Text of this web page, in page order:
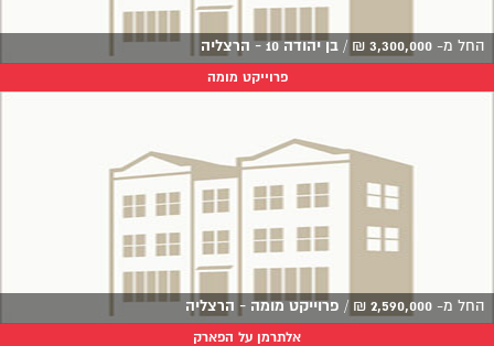
החל מ- 3,300,000
₪
/ בן יהודה 10 - הרצליה
פרוייקט מומה
החל מ- 2,590,000
₪
/ פרוייקט מומה - הרצליה
אלתרמן על הפארק